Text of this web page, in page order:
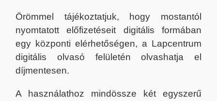
Örömmel tájékoztatjuk, hogy mostantól
nyomtatott előfizetéseit digitális formában
egy központi elérhetőségen, a Lapcentrum
digitális olvasó felületén olvashatja el
díjmentesen.
A használathoz mindössze két egyszerű